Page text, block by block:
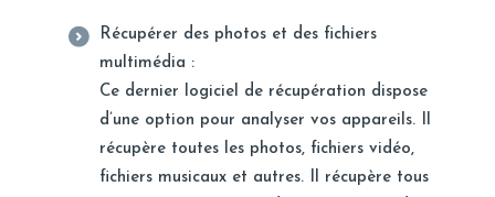
Récupérer des photos et des fichiers
multimédia :
Ce dernier logiciel de récupération dispose
d’une option pour analyser vos appareils. Il
récupère toutes les photos, fichiers vidéo,
fichiers musicaux et autres. Il récupère tous